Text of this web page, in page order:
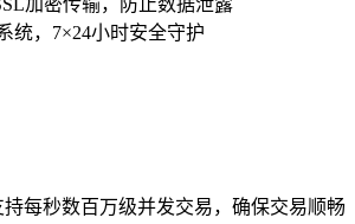
加密传输，防止数据泄露
统，7×24小时安全守护
每秒数百万级并发交易，确保交易顺畅